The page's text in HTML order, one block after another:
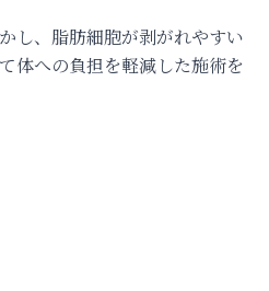
し、脂肪細胞が剥がれやすい
体への負担を軽減した施術を